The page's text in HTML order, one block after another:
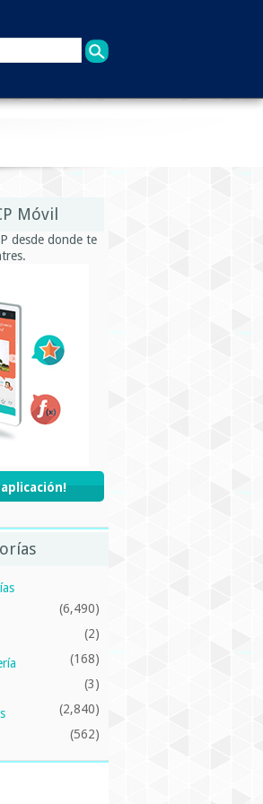
Móvil
desde donde te
aplicación!
(6,490)
(2)
(168)
(3)
(2,840)
(562)